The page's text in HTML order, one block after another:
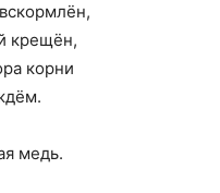
крещён,
корни
медь.